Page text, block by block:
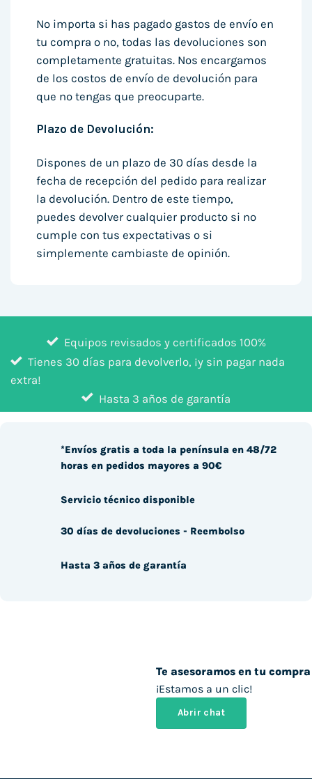
No importa si has pagado gastos de envío en
tu compra o no, todas las devoluciones son
completamente gratuitas. Nos encargamos
de los costos de envío de devolución para
que no tengas que preocuparte.
Plazo de Devolución:
Dispones de un plazo de 30 días desde la
fecha de recepción del pedido para realizar
la devolución. Dentro de este tiempo,
puedes devolver cualquier producto si no
cumple con tus expectativas o si
simplemente cambiaste de opinión.
Equipos revisados y certificados 100%
Tienes 30 días para devolverlo, ¡y sin pagar nada
extra!
Hasta 3 años de garantía
Te asesoramos en tu compra
¡Estamos a un clic!
Abrir chat
*Envíos gratis a toda la península en 48/72
horas en pedidos mayores a 90€
Servicio técnico disponible
30 días de devoluciones - Reembolso
Hasta 3 años de garantía